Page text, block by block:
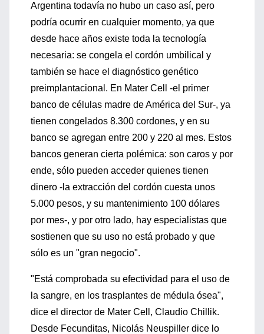
Argentina todavía no hubo un caso así, pero
podría ocurrir en cualquier momento, ya que
desde hace años existe toda la tecnología
necesaria: se congela el cordón umbilical y
también se hace el diagnóstico genético
preimplantacional. En Mater Cell -el primer
banco de células madre de América del Sur-, ya
tienen congelados 8.300 cordones, y en su
banco se agregan entre 200 y 220 al mes. Estos
bancos generan cierta polémica: son caros y por
ende, sólo pueden acceder quienes tienen
dinero -la extracción del cordón cuesta unos
5.000 pesos, y su mantenimiento 100 dólares
por mes-, y por otro lado, hay especialistas que
sostienen que su uso no está probado y que
sólo es un "gran negocio".
"Está comprobada su efectividad para el uso de
la sangre, en los trasplantes de médula ósea",
dice el director de Mater Cell, Claudio Chillik.
Desde Fecunditas, Nicolás Neuspiller dice lo